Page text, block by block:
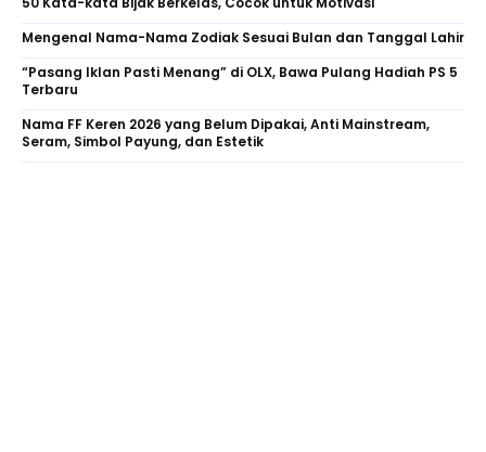
Mengenal Nama-Nama Zodiak Sesuai Bulan dan Tanggal Lahir
“Pasang Iklan Pasti Menang” di OLX, Bawa Pulang Hadiah PS 5
Terbaru
Nama FF Keren 2026 yang Belum Dipakai, Anti Mainstream,
Seram, Simbol Payung, dan Estetik